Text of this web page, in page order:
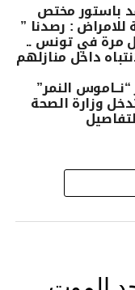
باستور مختص
للامراض : رصدنا ”
مرة في تونس ..
داخل منازلهم
النمر”
وزارة الصحة